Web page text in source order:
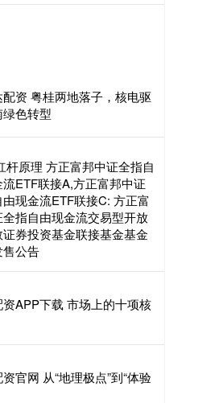
资 粤桂两地落子，核电驱
色转型
杆原理 方正富邦中证全指自
流ETF联接A,方正富邦中证
现金流ETF联接C: 方正富
指自由现金流交易型开放
券投资基金联接基金基金
公告
APP下载 市场上的十项核
官网 从“地理极点”到“体验